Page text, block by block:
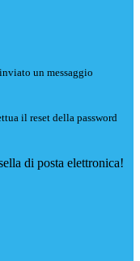
un messaggio
il reset della password
di posta elettronica!